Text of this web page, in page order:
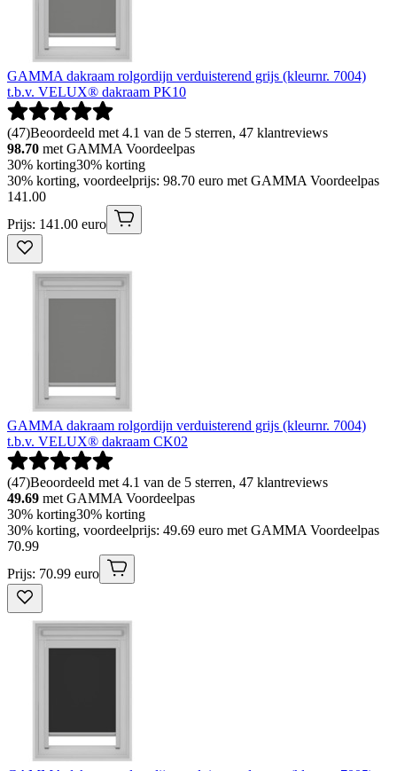
GAMMA dakraam rolgordijn verduisterend grijs (kleurnr. 7004)
t.b.v. VELUX® dakraam PK10
(47)Beoordeeld met 4.1 van de 5 sterren, 47 klantreviews
98.70 met GAMMA Voordeelpas
30% korting30% korting
30% korting, voordeelprijs: 98.70 euro met GAMMA Voordeelpas
141 .00
Prijs: 141.00 euro
GAMMA dakraam rolgordijn verduisterend grijs (kleurnr. 7004)
t.b.v. VELUX® dakraam CK02
(47)Beoordeeld met 4.1 van de 5 sterren, 47 klantreviews
49.69 met GAMMA Voordeelpas
30% korting30% korting
30% korting, voordeelprijs: 49.69 euro met GAMMA Voordeelpas
70.99
Prijs: 70.99 euro